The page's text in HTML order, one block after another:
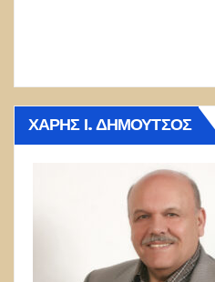
ΧΆΡΗΣ Ι. ΔΗΜΟΎΤΣΟΣ